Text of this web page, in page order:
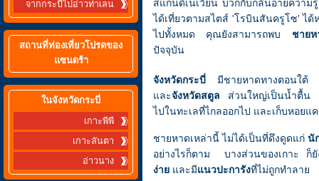
จากกระบี่ไปอ่าวท่าเลน
สถานที่ท่องเที่ยวโปรดของ
แซนดร้า
ในจังหวัดกระบี่
เกาะพีพี
เกาะลันตา
อ่าวนาง
สแกนดิเนเวียน บวกกับกลิ่นอายความ
ได้เที่ยวตามสไตส์ 'โรบินสันครูโซ' ได้
ไปทั้งหมด คุณยังสามารถพบ ชายห
ปัจจุบัน
จังหวัดกระบี่ มีชายหาดทางตอนใต้
และจังหวัดสตูล ส่วนใหญ่เป็นน้ำตื้น
ไปในทะเลที่ไกลออกไป และเก็บหอยแ
ชายหาดเหล่านี้ ไม่ได้เป็นที่ดึงดูดแก่ นั
อย่างไรก็ตาม บางส่วนของเกาะ ก็ยั
ง่าย และมีแนวปะการังที่ไม่ถูกทำลาย